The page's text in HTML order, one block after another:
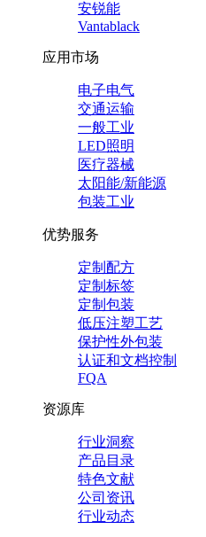
安锐能
Vantablack
应用市场
电子电气
交通运输
一般工业
LED照明
医疗器械
太阳能/新能源
包装工业
优势服务
定制配方
定制标签
定制包装
低压注塑工艺
保护性外包装
认证和文档控制
FQA
资源库
行业洞察
产品目录
特色文献
公司资讯
行业动态